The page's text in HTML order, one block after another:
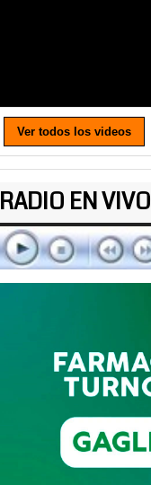
Ver todos los videos
RADIO EN VIVO